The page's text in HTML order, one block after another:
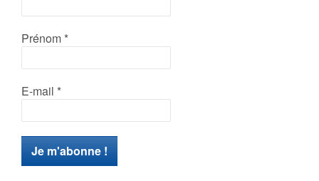
Prénom *
E-mail *